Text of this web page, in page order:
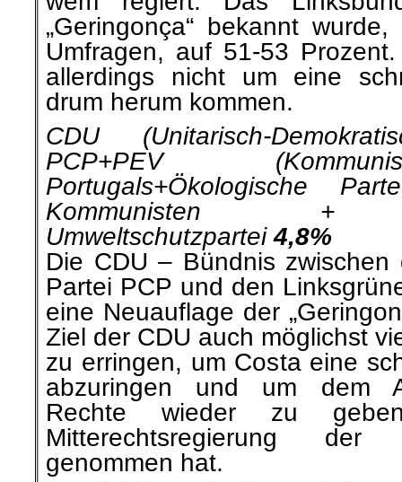
„Geringonça“ bekannt
Umfragen, auf 51-53
allerdings nicht um eine
drum herum kommen.
CDU (Unitarisch-
PCP+PEV
Portugals+Ökologische
Kommunisten +
Umweltschutzpartei4,8%
Die CDU – Bündnis zwischen
Partei PCP und den
eine Neuauflage der
Ziel der CDU auch möglichst
zu erringen, um Costa eine
abzuringen und um dem
Rechte wieder zu
Mitterechtsregierung der
genommen hat.